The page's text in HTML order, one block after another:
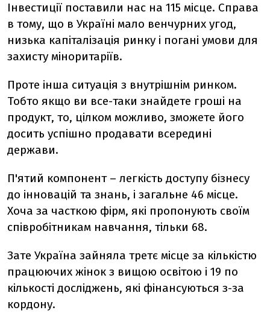
Інвестиції поставили нас на 115 місце. Справа
в тому, що в Україні мало венчурних угод,
низька капіталізація ринку і погані умови для
захисту міноритаріїв.
Проте інша ситуація з внутрішнім ринком.
Тобто якщо ви все-таки знайдете гроші на
продукт, то, цілком можливо, зможете його
досить успішно продавати всередині
держави.
П'ятий компонент – легкість доступу бізнесу
до інновацій та знань, і загальне 46 місце.
Хоча за часткою фірм, які пропонують своїм
співробітникам навчання, тільки 68.
Зате Україна зайняла третє місце за кількістю
працюючих жінок з вищою освітою і 19 по
кількості досліджень, які фінансуються з-за
кордону.